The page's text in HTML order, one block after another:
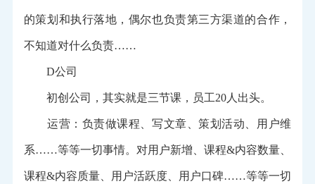
的策划和执行落地，偶尔也负责第三方渠道的合作，
不知道对什么负责……
D公司
初创公司，其实就是三节课，员工20人出头。
运营：负责做课程、写文章、策划活动、用户维
系……等等一切事情。对用户新增、课程&内容数量、
课程&内容质量、用户活跃度、用户口碑……等等一切